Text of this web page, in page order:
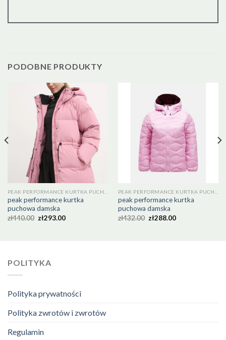
PODOBNE PRODUKTY
peak performance kurtka
puchowa damska
zł440.00 zł293.00
peak performance kurtka
puchowa damska
zł432.00 zł288.00
POLITYKA
Polityka prywatności
Polityka zwrotów i zwrotów
Regulamin